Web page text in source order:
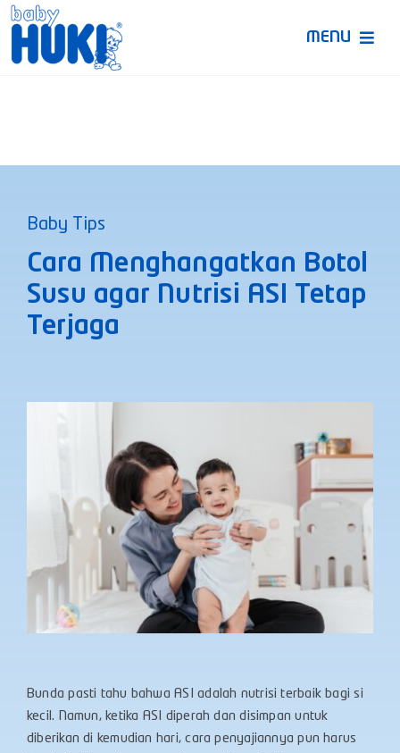
Skip
content
MENU
Baby Tips
Cara Menghangatkan Botol
Susu agar Nutrisi ASI Tetap
Terjaga
Bunda pasti tahu bahwa ASI adalah nutrisi terbaik bagi si
kecil. Namun, ketika ASI diperah dan disimpan untuk
diberikan di kemudian hari, cara penyajiannya pun harus